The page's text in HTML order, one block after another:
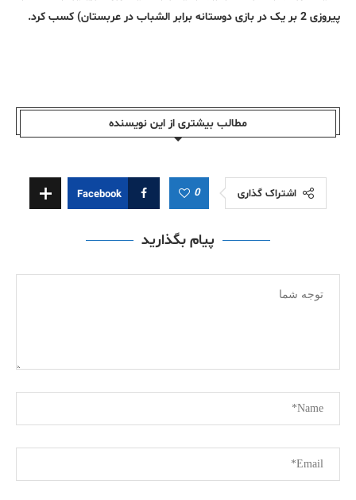
پیروزی 2 بر یک در بازی دوستانه برابر الشباب در عربستان) کسب کرد.
مطالب بیشتری از این نویسندە
اشتراک گذاری 0
Facebook
پیام بگذارید